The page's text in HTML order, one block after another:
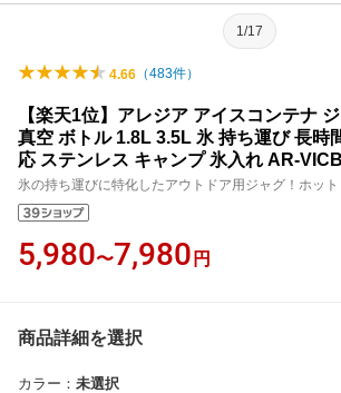
1/17
4.66 （483件）
【楽天1位】アレジア アイスコンテナ
真空 ボトル 1.8L 3.5L 氷 持ち運び 長時
応 ステンレス キャンプ 氷入れ AR-
氷の持ち運びに特化したアウトドア用ジャグ！ホット
5,980〜7,980 円
商品詳細を選択
カラー ： 未選択